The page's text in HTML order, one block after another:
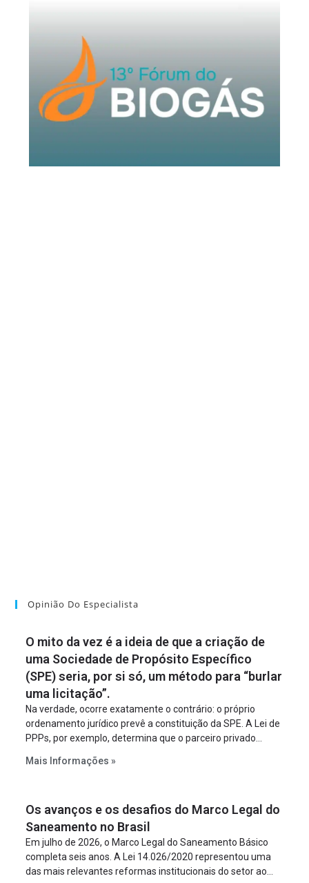
Opinião Do Especialista
O mito da vez é a ideia de que a criação de
uma Sociedade de Propósito Específico
(SPE) seria, por si só, um método para “burlar
uma licitação”.
Na verdade, ocorre exatamente o contrário: o próprio
ordenamento jurídico prevê a constituição da SPE. A Lei de
PPPs, por exemplo, determina que o parceiro privado
empreendimento. Ou seja, a suposta “fraude à licitação” é
projeto a projeto.
Mais Informações »
Os avanços e os desafios do Marco Legal do
Saneamento no Brasil
Em julho de 2026, o Marco Legal do Saneamento Básico
completa seis anos. A Lei 14.026/2020 representou uma
das mais relevantes reformas institucionais do setor ao